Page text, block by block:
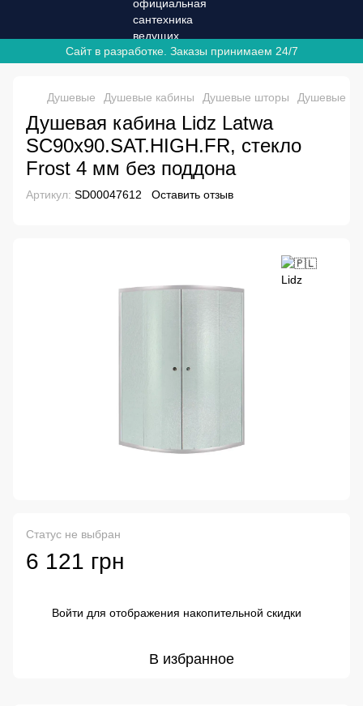
Сайт в разработке. Заказы принимаем 24/7
Душевые Душевые кабины Душевые шторы Душевые
Душевая кабина Lidz Latwa
SC90x90.SAT.HIGH.FR, стекло
Frost 4 мм без поддона
Артикул: SD00047612 Оставить отзыв
Статус не выбран
6 121 грн
Войти для отображения накопительной скидки
В избранное